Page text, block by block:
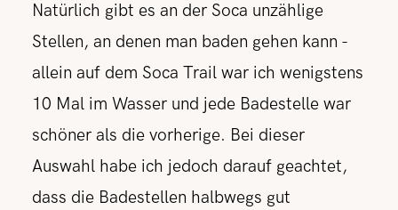
Natürlich gibt es an der Soca unzählige
Stellen, an denen man baden gehen kann -
allein auf dem Soca Trail war ich wenigstens
10 Mal im Wasser und jede Badestelle war
schöner als die vorherige. Bei dieser
Auswahl habe ich jedoch darauf geachtet,
dass die Badestellen halbwegs gut